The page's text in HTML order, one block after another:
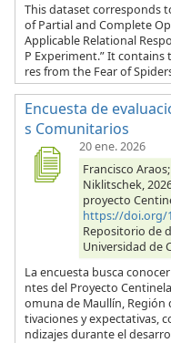
This dataset corresponds
of Partial and Complete
Applicable Relational
P Experiment.” It
res from the Fear of
Encuesta de
s Comunitarios
20 ene. 2026
Francisco
Niklitschek,
proyecto
https://doi.org/
Repositorio de
Universidad de
La encuesta busca
ntes del Proyecto
omuna de Maullín, Región
tivaciones y expectativas,
ndizajes durante el